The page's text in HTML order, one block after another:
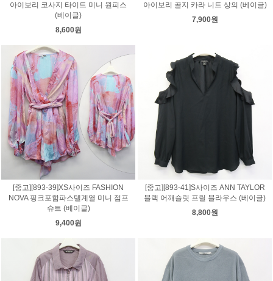
아이보리 코사지 타이트 미니 원피스
(베이글)
8,600원
아이보리 골지 카라 니트 상의 (베이글)
7,900원
[중고][893-39]XS사이즈 FASHION
NOVA 핑크포함파스텔계열 미니 점프
슈트 (베이글)
9,400원
[중고][893-41]S사이즈 ANN TAYLOR
블랙 어깨슬릿 프릴 블라우스 (베이글)
8,800원